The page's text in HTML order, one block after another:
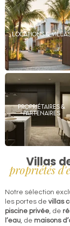
Locations &
Propriétaires &
Partenaires
Villas
propriétés
Notre sélection
les portes de villas
piscine privée, de
l’eau, de maisons